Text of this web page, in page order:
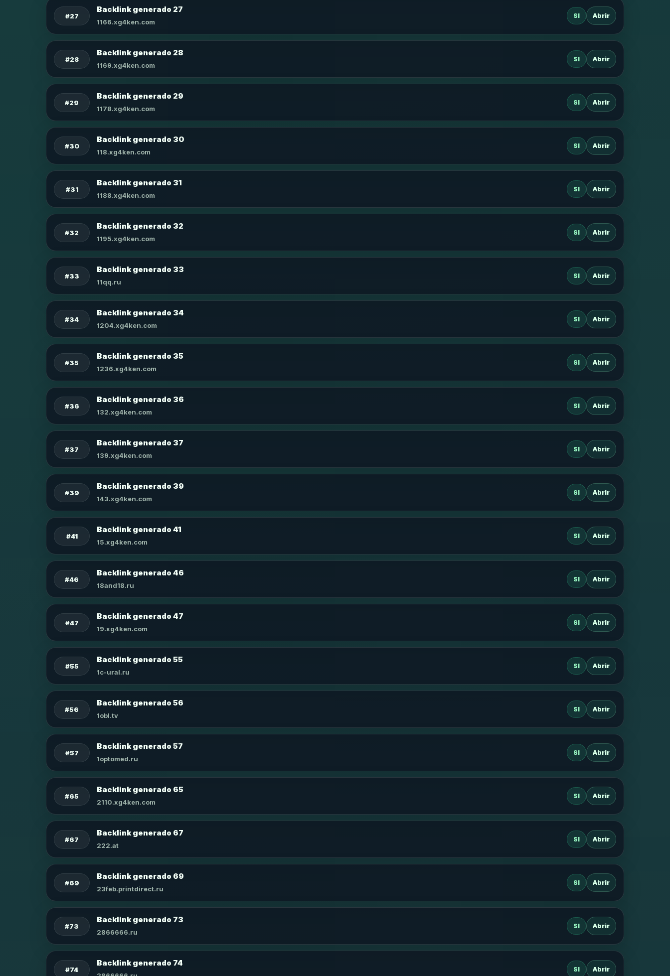
#27
Backlink generado 27
1166.xg4ken.com
SI Abrir
#28
Backlink generado 28
1169.xg4ken.com
SI Abrir
#29
Backlink generado 29
1178.xg4ken.com
SI Abrir
#30
Backlink generado 30
118.xg4ken.com
SI Abrir
#31
Backlink generado 31
1188.xg4ken.com
SI Abrir
#32
Backlink generado 32
1195.xg4ken.com
SI Abrir
#33
Backlink generado 33
11qq.ru
SI Abrir
#34
Backlink generado 34
1204.xg4ken.com
SI Abrir
#35
Backlink generado 35
1236.xg4ken.com
SI Abrir
#36
Backlink generado 36
132.xg4ken.com
SI Abrir
#37
Backlink generado 37
139.xg4ken.com
SI Abrir
#39
Backlink generado 39
143.xg4ken.com
SI Abrir
#41
Backlink generado 41
15.xg4ken.com
SI Abrir
#46
Backlink generado 46
18and18.ru
SI Abrir
#47
Backlink generado 47
19.xg4ken.com
SI Abrir
#55
Backlink generado 55
1c-ural.ru
SI Abrir
#56
Backlink generado 56
1obl.tv
SI Abrir
#57
Backlink generado 57
1optomed.ru
SI Abrir
#65
Backlink generado 65
2110.xg4ken.com
SI Abrir
#67
Backlink generado 67
222.at
SI Abrir
#69
Backlink generado 69
23feb.printdirect.ru
SI Abrir
#73
Backlink generado 73
2866666.ru
SI Abrir
#74
Backlink generado 74
SI Abrir